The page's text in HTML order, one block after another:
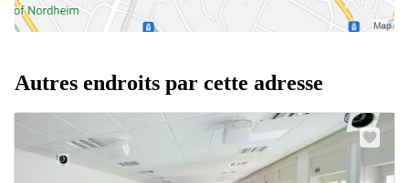
Autres endroits par cette adresse